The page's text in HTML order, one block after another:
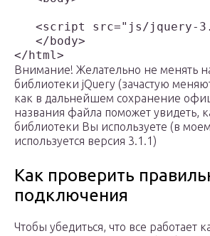
<script src="js/jquery-
   </body>
</html>
Внимание! Желательно не менять
библиотеки jQuery (зачастую
как в дальнейшем сохранение
названия файла поможет увидеть,
библиотеки Вы используете (в
используется версия 3.1.1)
Как проверить
подключения
Чтобы убедиться, что все работает